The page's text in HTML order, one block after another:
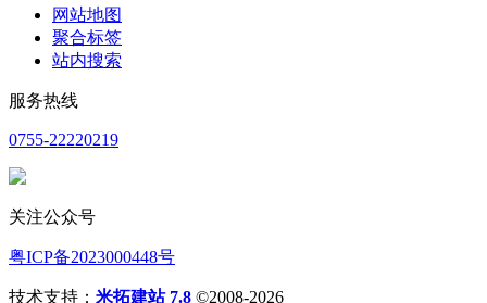
网站地图
聚合标签
站内搜索
服务热线
0755-22220219
关注公众号
粤ICP备2023000448号
技术支持： 米拓建站 7.8 ©2008-2026